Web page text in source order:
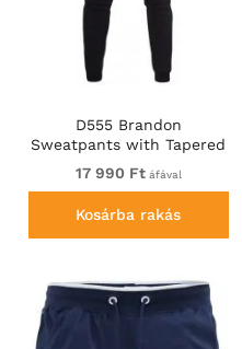
D555 Brandon
Sweatpants with Tapered
leg Black
17 990 Ftáfával
Kosárba rakás